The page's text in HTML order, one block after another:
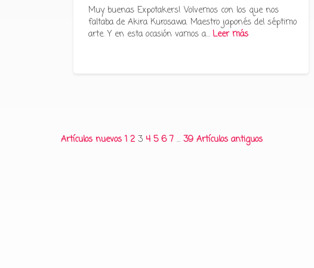
Muy buenas Expotakers! Volvemos con los que nos
faltaba de Akira Kurosawa. Maestro japonés del séptimo
arte. Y en esta ocasión vamos a…Leer más
Paginación
Artículos nuevos 1 2 3 4 5 6 7 … 39 Artículos antiguos